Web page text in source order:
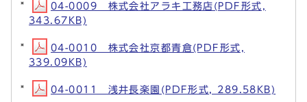
04-0009 株式会社アラキ工務店(PDF形式,
343.67KB)
04-0010 株式会社京都青倉(PDF形式,
339.09KB)
04-0011 浅井長楽園(PDF形式, 289.58KB)